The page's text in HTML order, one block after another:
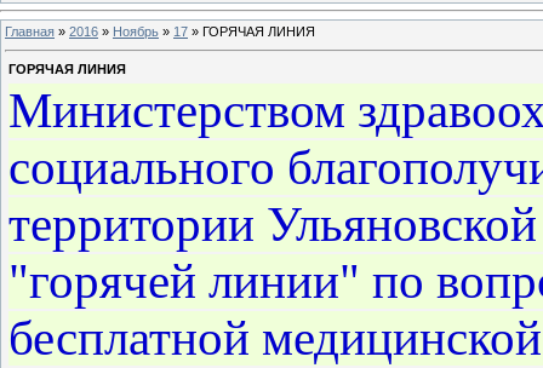
Главная » 2016 » Ноябрь » 17 » ГОРЯЧАЯ ЛИНИЯ
ГОРЯЧАЯ ЛИНИЯ
Министерством
социального
территории
"горячей линии" по
бесплатной